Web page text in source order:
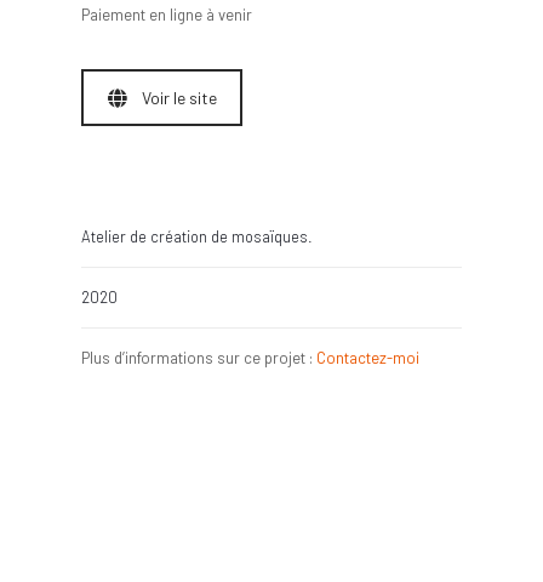
Paiement en ligne à venir
Voir le site
Atelier de création de mosaïques.
2020
Plus d’informations sur ce projet : Contactez-moi